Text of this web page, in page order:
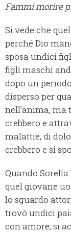
Fammi morire
Si vede che
perché Dio
sposa undici
figli maschi
dopo un
disperso per
nell’anima,
crebbero e
malattie, di
crebbero e si
Quando
quel giovane
lo sguardo
trovò undici
con amore, si